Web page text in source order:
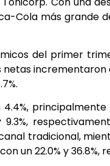
Cola más grande
del primer
incrementaron
4.4%,
tradicional,
un 22.0% y 36.8%,